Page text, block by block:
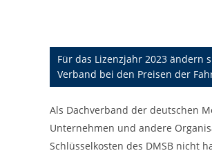
Für das Lizenzjahr 2023 ändern
Verband bei den Preisen der
Als Dachverband der deutschen
Unternehmen und andere
Schlüsselkosten des DMSB nicht
Cookie Laufzeit: 24 Stunden
Cookie Consent
Name: cookie_consent